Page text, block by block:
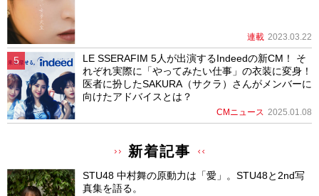
連載 2023.03.22
LE SSERAFIM 5人が出演するIndeedの新CM！ そ
れぞれ実際に「やってみたい仕事」の衣装に変身！
医者に扮したSAKURA（サクラ）さんがメンバーに
向けたアドバイスとは？
CMニュース 2025.01.08
新着記事
STU48 中村舞の原動力は「愛」。STU48と2nd写
真集を語る。